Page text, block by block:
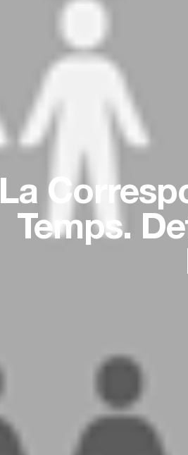
La
Temps.